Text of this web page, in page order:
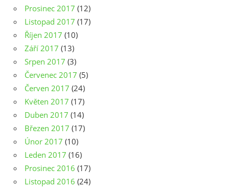
Prosinec 2017 (12)
Listopad 2017 (17)
Říjen 2017 (10)
Září 2017 (13)
Srpen 2017 (3)
Červenec 2017 (5)
Červen 2017 (24)
Květen 2017 (17)
Duben 2017 (14)
Březen 2017 (17)
Únor 2017 (10)
Leden 2017 (16)
Prosinec 2016 (17)
Listopad 2016 (24)